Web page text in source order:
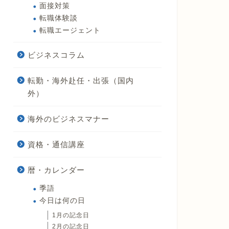
面接対策
転職体験談
転職エージェント
ビジネスコラム
転勤・海外赴任・出張（国内
外）
海外のビジネスマナー
資格・通信講座
暦・カレンダー
季語
今日は何の日
1月の記念日
2月の記念日